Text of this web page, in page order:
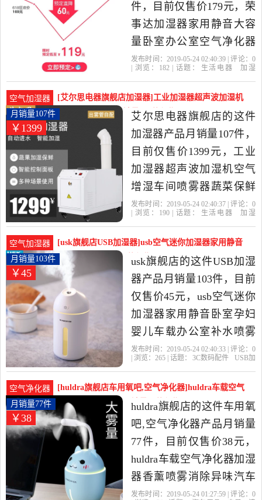
件，目前仅售价179元，荣
事达加湿器家用静音大容
量卧室办公室空气净化器
小型迷你香薰机是2019年
选生活电器当中性价比很
高的加湿器，由陕西 西安
发货。
发布时间：2019-05-24 02:40:39 | 评论： 0
| 浏览：
182| 话题： 生活电器
加湿
空气加湿器
[艾尔思电器旗舰店加湿器]工业加湿器超声波加湿机
空气增湿车间喷月销量107件仅售1399元
￥1399
月销量107件
艾尔思电器旗舰店的这件
加湿器产品月销量107件，
目前仅售价1399元，工业
加湿器超声波加湿机空气
增湿车间喷雾器蔬菜保鲜
火锅店加湿是2019年艾尔
器当中性价比很高的加湿
器，由上海发货。
发布时间：2019-05-24 02:40:37 | 评论： 0
| 浏览：
190| 话题： 生活电器
加湿
空气加湿器
[usk旗舰店USB加湿器]usb空气迷你加湿器家用静音
卧室孕妇月销量103件仅售45元
￥45
月销量103件
usk旗舰店的这件USB加湿
器产品月销量103件，目前
仅售价45元，usb空气迷你
加湿器家用静音卧室孕妇
婴儿车载办公室补水喷雾
便携式学生宿舍抖音同款
2019年usk旗舰店精选3C数
码配件当中性价比很高的
USB加湿器，由广东 深圳
发货。
发布时间：2019-05-24 02:40:33 | 评论： 0
| 浏览： 265 | 话题： 3C数码配件
USB加
空气净化器
[huldra旗舰店车用氧吧,空气净化器]huldra车载空气
净化器加湿器香薰月销量77件仅售38元
￥38
月销量77件
huldra旗舰店的这件车用氧
吧,空气净化器产品月销量
77件，目前仅售价38元，
huldra车载空气净化器加湿
器香薰喷雾消除异味汽车
内用迷你氧吧是2019年
发布时间：2019-05-24 01:27:59 | 评论： 0